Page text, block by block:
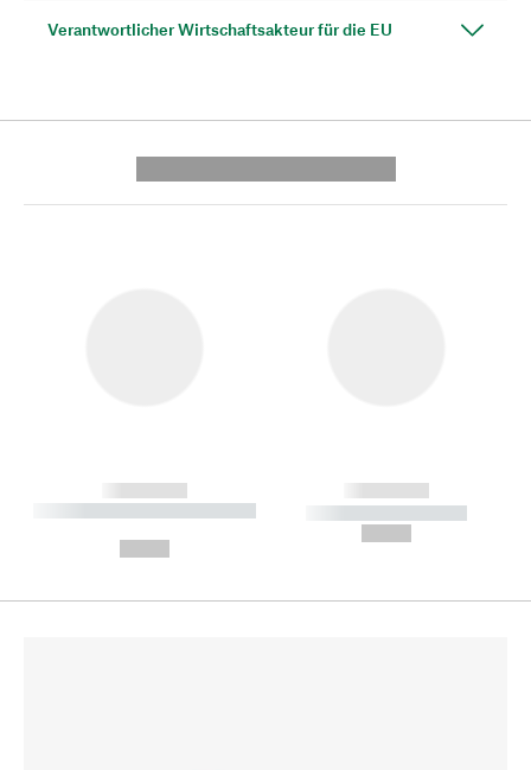
Verantwortlicher Wirtschaftsakteur für die EU
------------
----------- ----------- --------
------------
----------- -----------